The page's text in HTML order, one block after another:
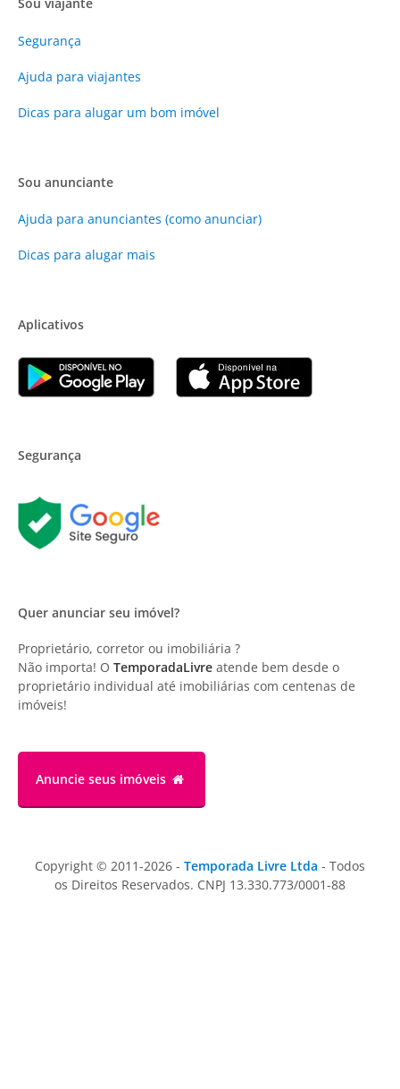
Sou viajante
Segurança
Ajuda para viajantes
Dicas para alugar um bom imóvel
Sou anunciante
Ajuda para anunciantes (como anunciar)
Dicas para alugar mais
Aplicativos
Segurança
Quer anunciar seu imóvel?
Proprietário, corretor ou imobiliária ?
Não importa! O TemporadaLivre atende bem desde o
proprietário individual até imobiliárias com centenas de
imóveis!
Anuncie seus imóveis
Copyright © 2011-2026 - Temporada Livre Ltda - Todos
os Direitos Reservados. CNPJ 13.330.773/0001-88